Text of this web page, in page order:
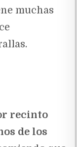
muchas
recinto
de los